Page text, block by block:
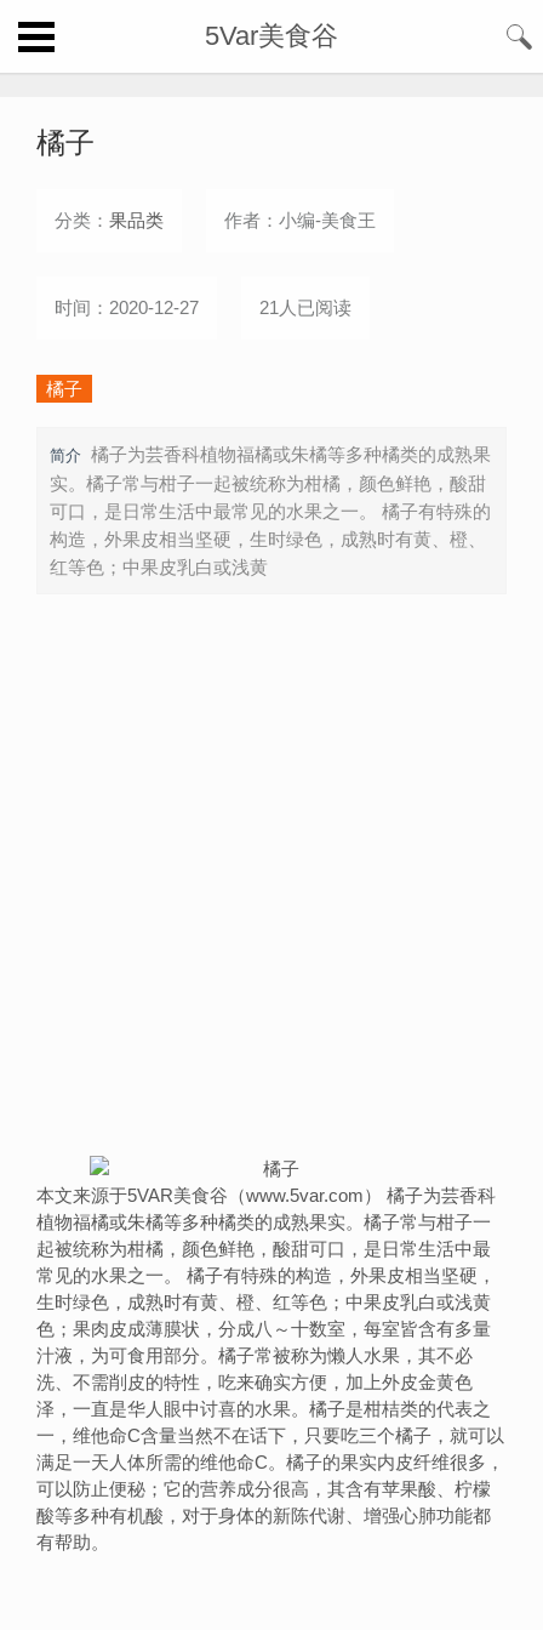
5Var美食谷
橘子
分类： 果品类 作者：小编-美食王
时间：2020-12-27 21人已阅读
橘子
简介 橘子为芸香科植物福橘或朱橘等多种橘类的成熟果
实。橘子常与柑子一起被统称为柑橘，颜色鲜艳，酸甜
可口，是日常生活中最常见的水果之一。 橘子有特殊的
构造，外果皮相当坚硬，生时绿色，成熟时有黄、橙、
红等色；中果皮乳白或浅黄
本文来源于5VAR美食谷（www.5var.com） 橘子为芸香科
植物福橘或朱橘等多种橘类的成熟果实。橘子常与柑子一
起被统称为柑橘，颜色鲜艳，酸甜可口，是日常生活中最
常见的水果之一。 橘子有特殊的构造，外果皮相当坚硬，
生时绿色，成熟时有黄、橙、红等色；中果皮乳白或浅黄
色；果肉皮成薄膜状，分成八～十数室，每室皆含有多量
汁液，为可食用部分。橘子常被称为懒人水果，其不必
洗、不需削皮的特性，吃来确实方便，加上外皮金黄色
泽，一直是华人眼中讨喜的水果。橘子是柑桔类的代表之
一，维他命C含量当然不在话下，只要吃三个橘子，就可以
满足一天人体所需的维他命C。橘子的果实内皮纤维很多，
可以防止便秘；它的营养成分很高，其含有苹果酸、柠檬
酸等多种有机酸，对于身体的新陈代谢、增强心肺功能都
有帮助。